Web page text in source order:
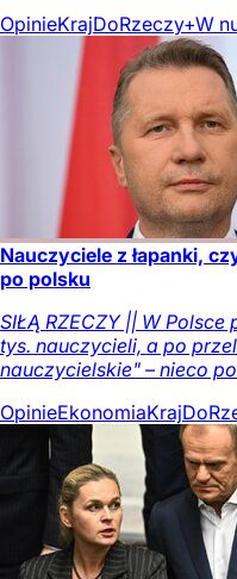
OpinieKrajDoRzeczy+W
Nauczyciele z łapanki,
po polsku
SIŁĄ RZECZY || W
tys. nauczycieli, a po
nauczycielskie" – nieco
OpinieEkonomiaKraj